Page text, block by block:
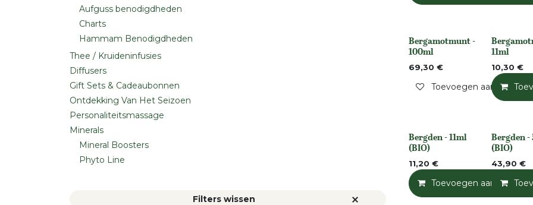
Aufguss benodigdheden
Charts
Hammam Benodigdheden
Thee / Kruideninfusies
Diffusers
Gift Sets & Cadeaubonnen
Ontdekking Van Het Seizoen
Personaliteitsmassage
Minerals
Mineral Boosters
Phyto Line
Filters wissen
None
Bergamotmunt -
100ml
69,30 €
Toevoegen aan
None
11ml
10,30 €
None
Bergden - 11ml
(BIO)
11,20 €
Toevoegen aan
None
Bergden
(BIO)
43,90 €